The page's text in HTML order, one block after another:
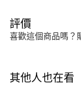
評價
喜歡這個商品嗎？
其他人也在看